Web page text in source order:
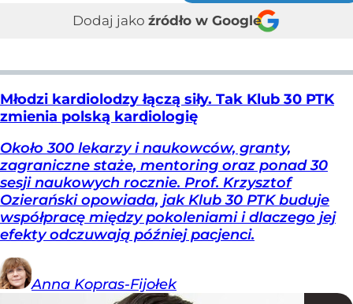
Dodaj jako źródło w Google
Młodzi kardiolodzy łączą siły. Tak Klub 30 PTK
zmienia polską kardiologię
Około 300 lekarzy i naukowców, granty,
zagraniczne staże, mentoring oraz ponad 30
sesji naukowych rocznie. Prof. Krzysztof
Ozierański opowiada, jak Klub 30 PTK buduje
współpracę między pokoleniami i dlaczego jej
efekty odczuwają później pacjenci.
Anna Kopras-Fijołek